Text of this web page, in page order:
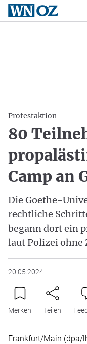
Protestaktion
80
Camp an
Die Goethe-
rechtliche
begann dort ein
laut Polizei ohne
20.05.2024
Merken Teilen
Frankfurt/Main (dpa/